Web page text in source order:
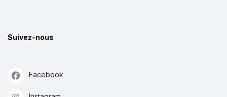
Suivez-nous
Facebook